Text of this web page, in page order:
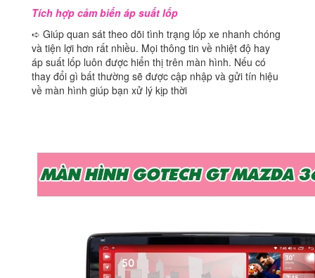
Tích hợp cảm biến áp suất lốp
➪ Giúp quan sát theo dõi tình trạng lốp xe nhanh chóng
và tiện lợi hơn rất nhiều. Mọi thông tin về nhiệt độ hay
áp suất lốp luôn được hiển thị trên màn hình. Nếu có
thay đổi gì bất thường sẽ được cập nhập và gửi tín hiệu
về màn hình giúp bạn xử lý kịp thời